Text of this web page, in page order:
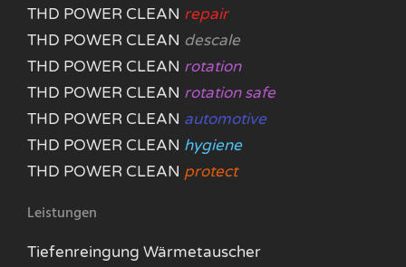
THD POWER CLEAN repair
THD POWER CLEAN descale
THD POWER CLEAN rotation
THD POWER CLEAN rotation safe
THD POWER CLEAN automotive
THD POWER CLEAN hygiene
THD POWER CLEAN protect
Leistungen
Tiefenreingung Wärmetauscher